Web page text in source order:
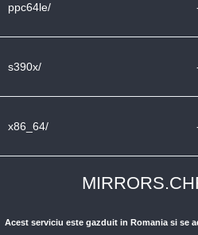
ppc64le/
s390x/
x86_64/
Acest serviciu este gazduit in Romania si se